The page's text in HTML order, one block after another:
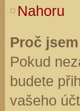
Nahoru
Proč
Pokud
budete
vašeho